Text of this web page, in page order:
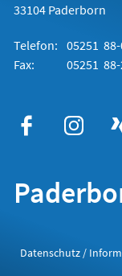
33104 Paderborn
Telefon: 05251
Fax:
05251
Datenschutz /